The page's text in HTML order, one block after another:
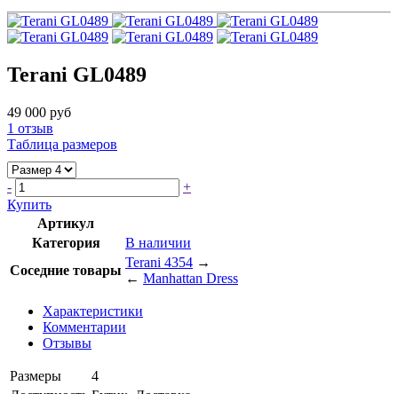
Terani GL0489
49 000 руб
1 отзыв
Таблица размеров
-
+
Купить
Артикул
Категория
В наличии
Соседние товары
Terani 4354 →
← Manhattan Dress
Характеристики
Комментарии
Отзывы
Размеры
4